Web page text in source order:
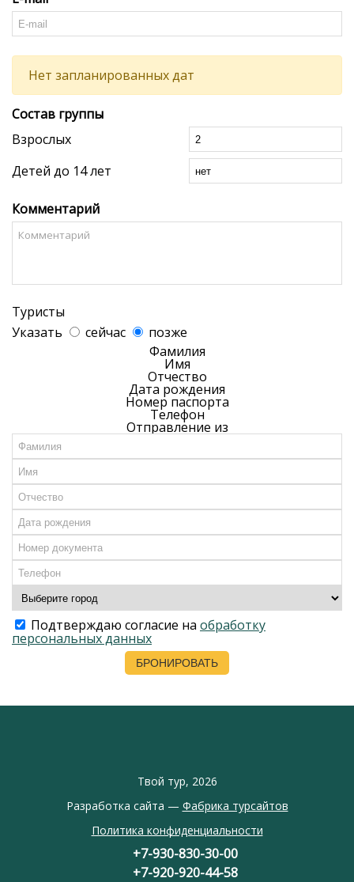
Нет запланированных дат
Состав группы
Взрослых
Детей до 14 лет
Комментарий
Туристы
Указать
сейчас
позже
Фамилия
Имя
Отчество
Дата рождения
Номер паспорта
Телефон
Отправление из
Подтверждаю согласие на обработку
персональных данных
Твой тур, 2026
Разработка сайта — Фабрика турсайтов
Политика конфиденциальности
+7-930-830-30-00
+7-920-920-44-58